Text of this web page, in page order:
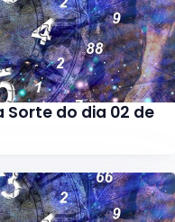
do dia 02 de